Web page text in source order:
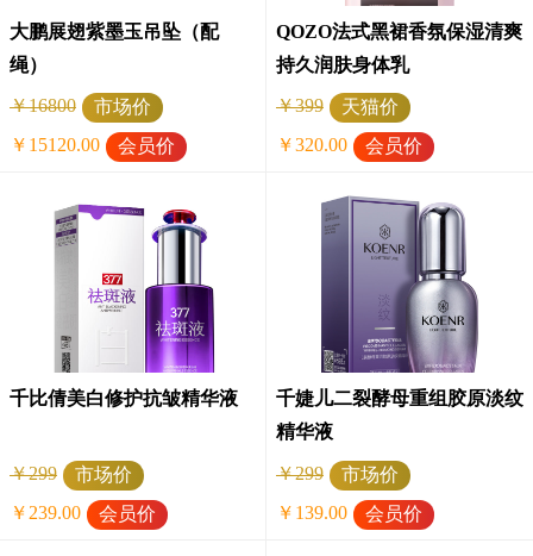
大鹏展翅紫墨玉吊坠（配
绳）
￥16800
市场价
￥15120.00
会员价
QOZO法式黑裙香氛保湿清爽
持久润肤身体乳
￥399
天猫价
￥320.00
会员价
千比倩美白修护抗皱精华液
￥299
市场价
￥239.00
会员价
千婕儿二裂酵母重组胶原淡纹
精华液
￥299
市场价
￥139.00
会员价